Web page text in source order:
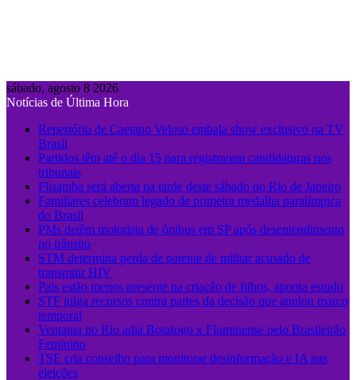
sábado, agosto 8 2026
Notícias de Última Hora
Repertório de Caetano Veloso embala show exclusivo na TV
Brasil
Partidos têm até o dia 15 para registrarem candidaturas nos
tribunais
Flisamba será aberta na tarde deste sábado no Rio de Janeiro
Familiares celebram legado de primeira medalha paralímpica
do Brasil
PMs detêm motorista de ônibus em SP após desentendimento
no trânsito
STM determina perda de patente de militar acusado de
transmitir HIV
Pais estão menos presente na criação de filhos, aponta estudo
STF julga recursos contra partes da decisão que anulou marco
temporal
Ventania no Rio adia Botafogo x Fluminense pelo Brasileirão
Feminino
TSE cria conselho para monitorar desinformação e IA nas
eleições